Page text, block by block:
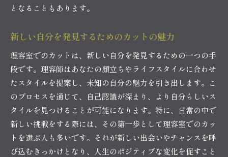
となることもあります。
新しい自分を発見するためのカットの魅力
理容室でのカットは、新しい自分を発見するための一つの手
段です。理容師はあなたの顔立ちやライフスタイルに合わせ
たスタイルを提案し、未知の自分の魅力を引き出します。こ
のプロセスを通じて、自己認識が深まり、より自分らしいス
タイルを見つけることが可能になります。特に、日常の中で
新しい挑戦をする際には、その第一歩として理容室でのカッ
トを選ぶ人も多いです。それが新しい出会いやチャンスを呼
び込むきっかけとなり、人生のポジティブな変化を促すこと